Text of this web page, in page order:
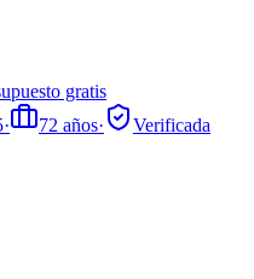
gratis
· 72 años·
Verificada